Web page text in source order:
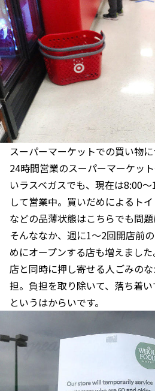
スーパーマーケットでの買い物
24時間営業のスーパーマーケッ
いラスベガスでも、現在は8:00
して営業中。買いだめによるト
などの品薄状態はこちらでも問題
そんななか、週に1〜2回開店前
めにオープンする店も増えまし
店と同時に押し寄せる人ごみの
担。負担を取り除いて、落ち着
というはからいです。